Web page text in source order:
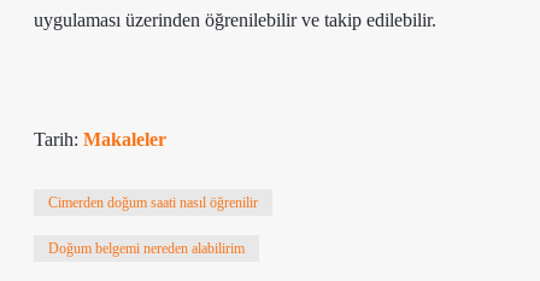
uygulaması üzerinden öğrenilebilir ve takip edilebilir.
Tarih: Makaleler
Cimerden doğum saati nasıl öğrenilir
Doğum belgemi nereden alabilirim